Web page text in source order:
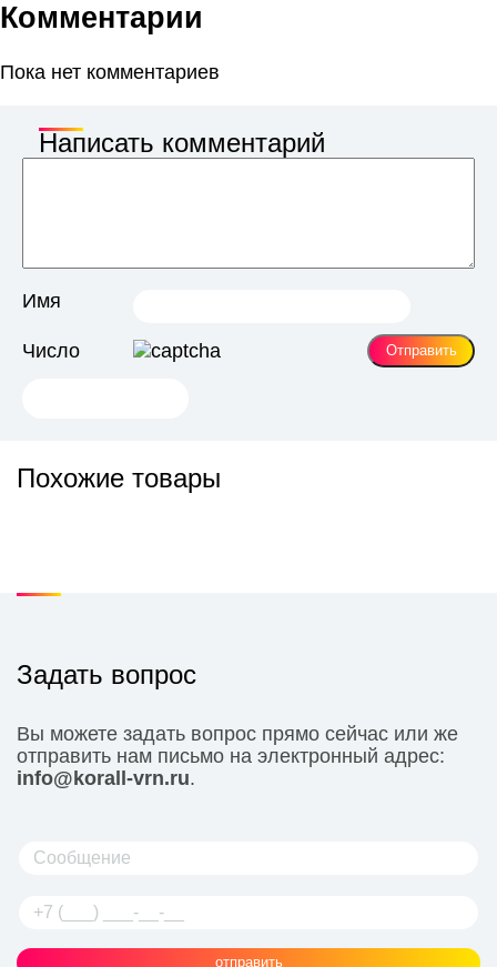
Комментарии
Пока нет комментариев
Написать комментарий
Имя
Число
Похожие товары
Задать вопрос
Вы можете задать вопрос прямо сейчас или же
отправить нам письмо на электронный адрес:
info@korall-vrn.ru.
отправить